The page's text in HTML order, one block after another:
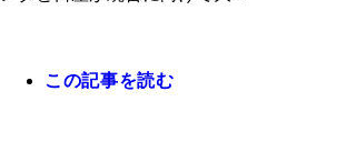
この記事を読む